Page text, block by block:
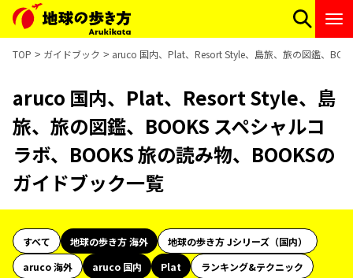
TOP ガイドブック aruco 国内、Plat、Resort Style、島旅、旅の図鑑、
aruco 国内、Plat、Resort Style、島
旅、旅の図鑑、BOOKS スペシャルコ
ラボ、BOOKS 旅の読み物、BOOKSの
ガイドブック一覧
すべて 地球の歩き方 海外
地球の歩き方 Jシリーズ（国内）
aruco 海外
aruco 国内 Plat
ランキング&テクニック